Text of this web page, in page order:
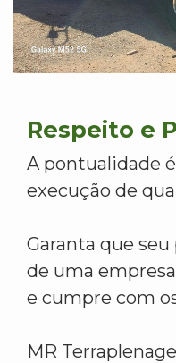
Respeito e
A pontualidade
execução de
Garanta que
de uma
e cumpre com
MR